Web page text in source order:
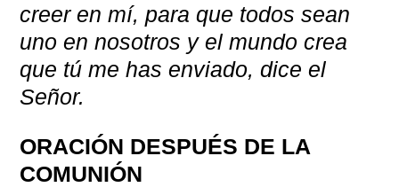
creer en mí, para que todos sean
uno en nosotros y el mundo crea
que tú me has enviado, dice el
Señor.
ORACIÓN DESPUÉS DE LA
COMUNIÓN